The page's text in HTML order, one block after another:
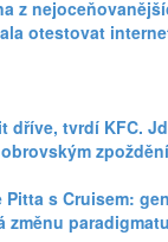
z
otestovat
dříve, tvrdí KFC.
Pitta s Cruisem:
změnu paradigmatu